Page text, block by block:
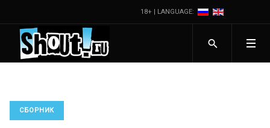
18+ | LANGUAGE:
СБОРНИК